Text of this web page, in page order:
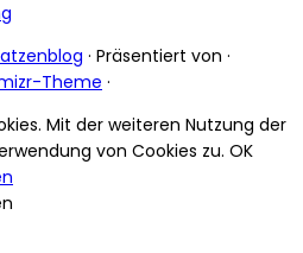
· Präsentiert von ·
Theme ·
Mit der weiteren Nutzung der
von Cookies zu. OK